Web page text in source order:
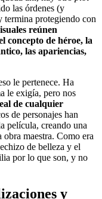
las órdenes (y
termina protegiendo con
reúnen
concepto de héroe, la
las apariencias,
le pertenece. Ha
le exigía, pero nos
de cualquier
de personajes han
película, creando una
maestra. Como era
de belleza y el
por lo que son, y no
y